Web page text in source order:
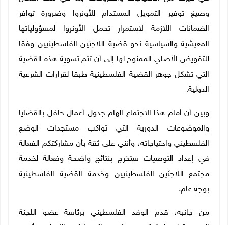
وصيغ توفير التمويل المستدام للأونروا وضرورة توافر
الضمانات اللازمة لاستمرار تحمل الأونروا لمسؤولياتها
المعيشية والسياسية نحو قضية اللاجئين الفلسطينيين وفقا
للتفويض الأصلي الممنوح لها إلى أن تتم تسوية هذه القضية
التي تشكل جوهر القضية الفلسطينية طبقا لقرارات الشرعية
الدولية.
وبين أن أمام هذا الاجتماع الهام جدول أعمال حافل بالقضايا
والموضوعات الدورية التي تواكب مستجدات الوضع
الفلسطيني واحتياجاته، وأنني على ثقة بأن مشاركتكم الفعالة
في إعداد التوصيات ستخرج بنتائج واضحة وفعالة لخدمة
مجتمع اللاجئين الفلسطينيين وخدمة القضية الفلسطينية
بوجه عام.
من جانبه، قدم الوفد الفلسطيني برئاسة عضو اللجنة